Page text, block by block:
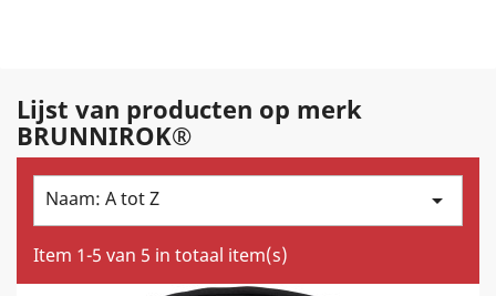
Lijst van producten op merk
BRUNNIROK®
Naam: A tot Z 
Item 1-5 van 5 in totaal item(s)